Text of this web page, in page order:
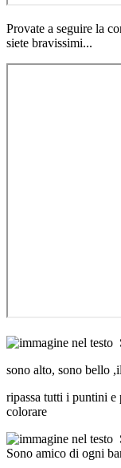
Provate a seguire la
siete bravissimi...
sono alto, sono bello
ripassa tutti i puntini e
colorare
Sono amico di ogni